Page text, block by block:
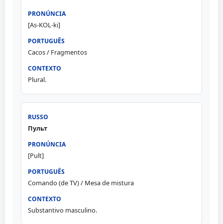
[As-KOL-ki]
Cacos / Fragmentos
Plural.
Пульт
[Pult]
Comando (de TV) / Mesa de mistura
Substantivo masculino.